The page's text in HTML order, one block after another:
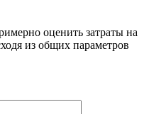
оценить затраты на
из общих параметров